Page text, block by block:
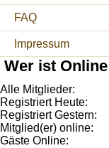
FAQ
Impressum
Wer ist Online
Alle Mitglieder:
Registriert Heute:
Registriert Gestern:
Mitglied(er) online:
Gäste Online: